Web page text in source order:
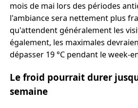
mois de mai lors des périodes
l'ambiance sera nettement plus
qu'attendent généralement les
également, les maximales
dépasser 19 °C pendant le week-
Le froid pourrait durer
semaine